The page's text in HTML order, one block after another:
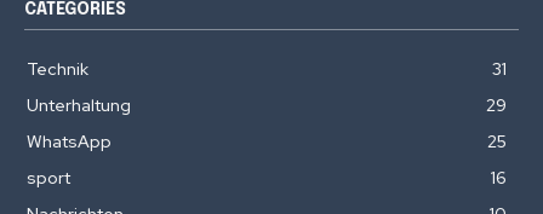
CATEGORIES
Technik
31
Unterhaltung
29
WhatsApp
25
sport
16